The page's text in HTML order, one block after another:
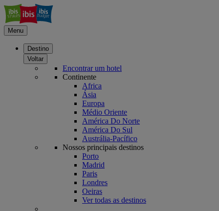
Menu
Destino
Voltar
Encontrar um hotel
Continente
Africa
Ásia
Europa
Médio Oriente
América Do Norte
América Do Sul
Austrália-Pacífico
Nossos principais destinos
Porto
Madrid
Paris
Londres
Oeiras
Ver todas as destinos